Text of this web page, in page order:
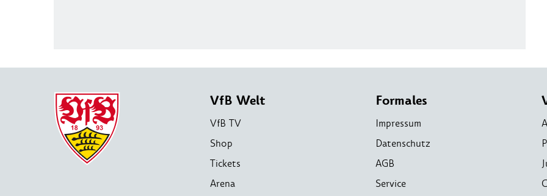
VfB Welt
VfB TV
Shop
Tickets
Arena
Formales
Impressum
Datenschutz
AGB
Service